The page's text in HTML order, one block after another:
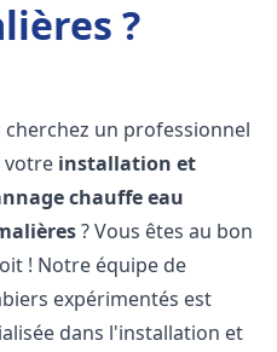
?
cherchez un professionnel
votre installation et
chauffe eau
? Vous êtes au bon
! Notre équipe de
expérimentés est
dans l'installation et